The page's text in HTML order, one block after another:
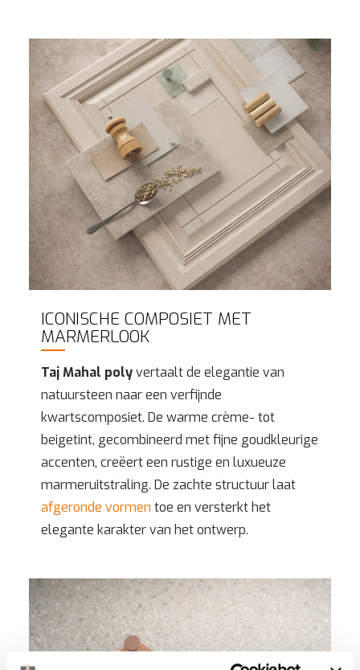
ICONISCHE COMPOSIET MET
MARMERLOOK
Taj Mahal polyvertaalt de elegantie van
natuursteen naar een verfijnde
kwartscomposiet. De warme crème- tot
beigetint, gecombineerd met fijne goudkleurige
accenten, creëert een rustige en luxueuze
marmeruitstraling. De zachte structuur laat
afgeronde vormen toe en versterkt het
elegante karakter van het ontwerp.